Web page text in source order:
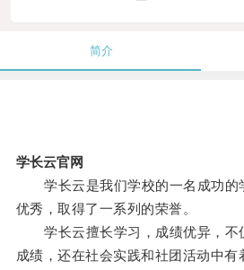
简介
学长云官网
学长云是我们学校的一名成功的
优秀，取得了一系列的荣誉。
学长云擅长学习，成绩优异，不
成绩，还在社会实践和社团活动中有